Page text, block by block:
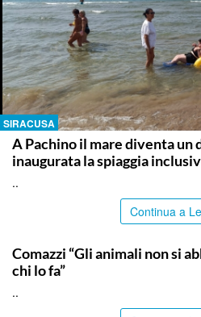
SIRACUSA
A Pachino il mare diventa
inaugurata la spiaggia
..
Continua a
Comazzi “Gli animali non si
chi lo fa”
..